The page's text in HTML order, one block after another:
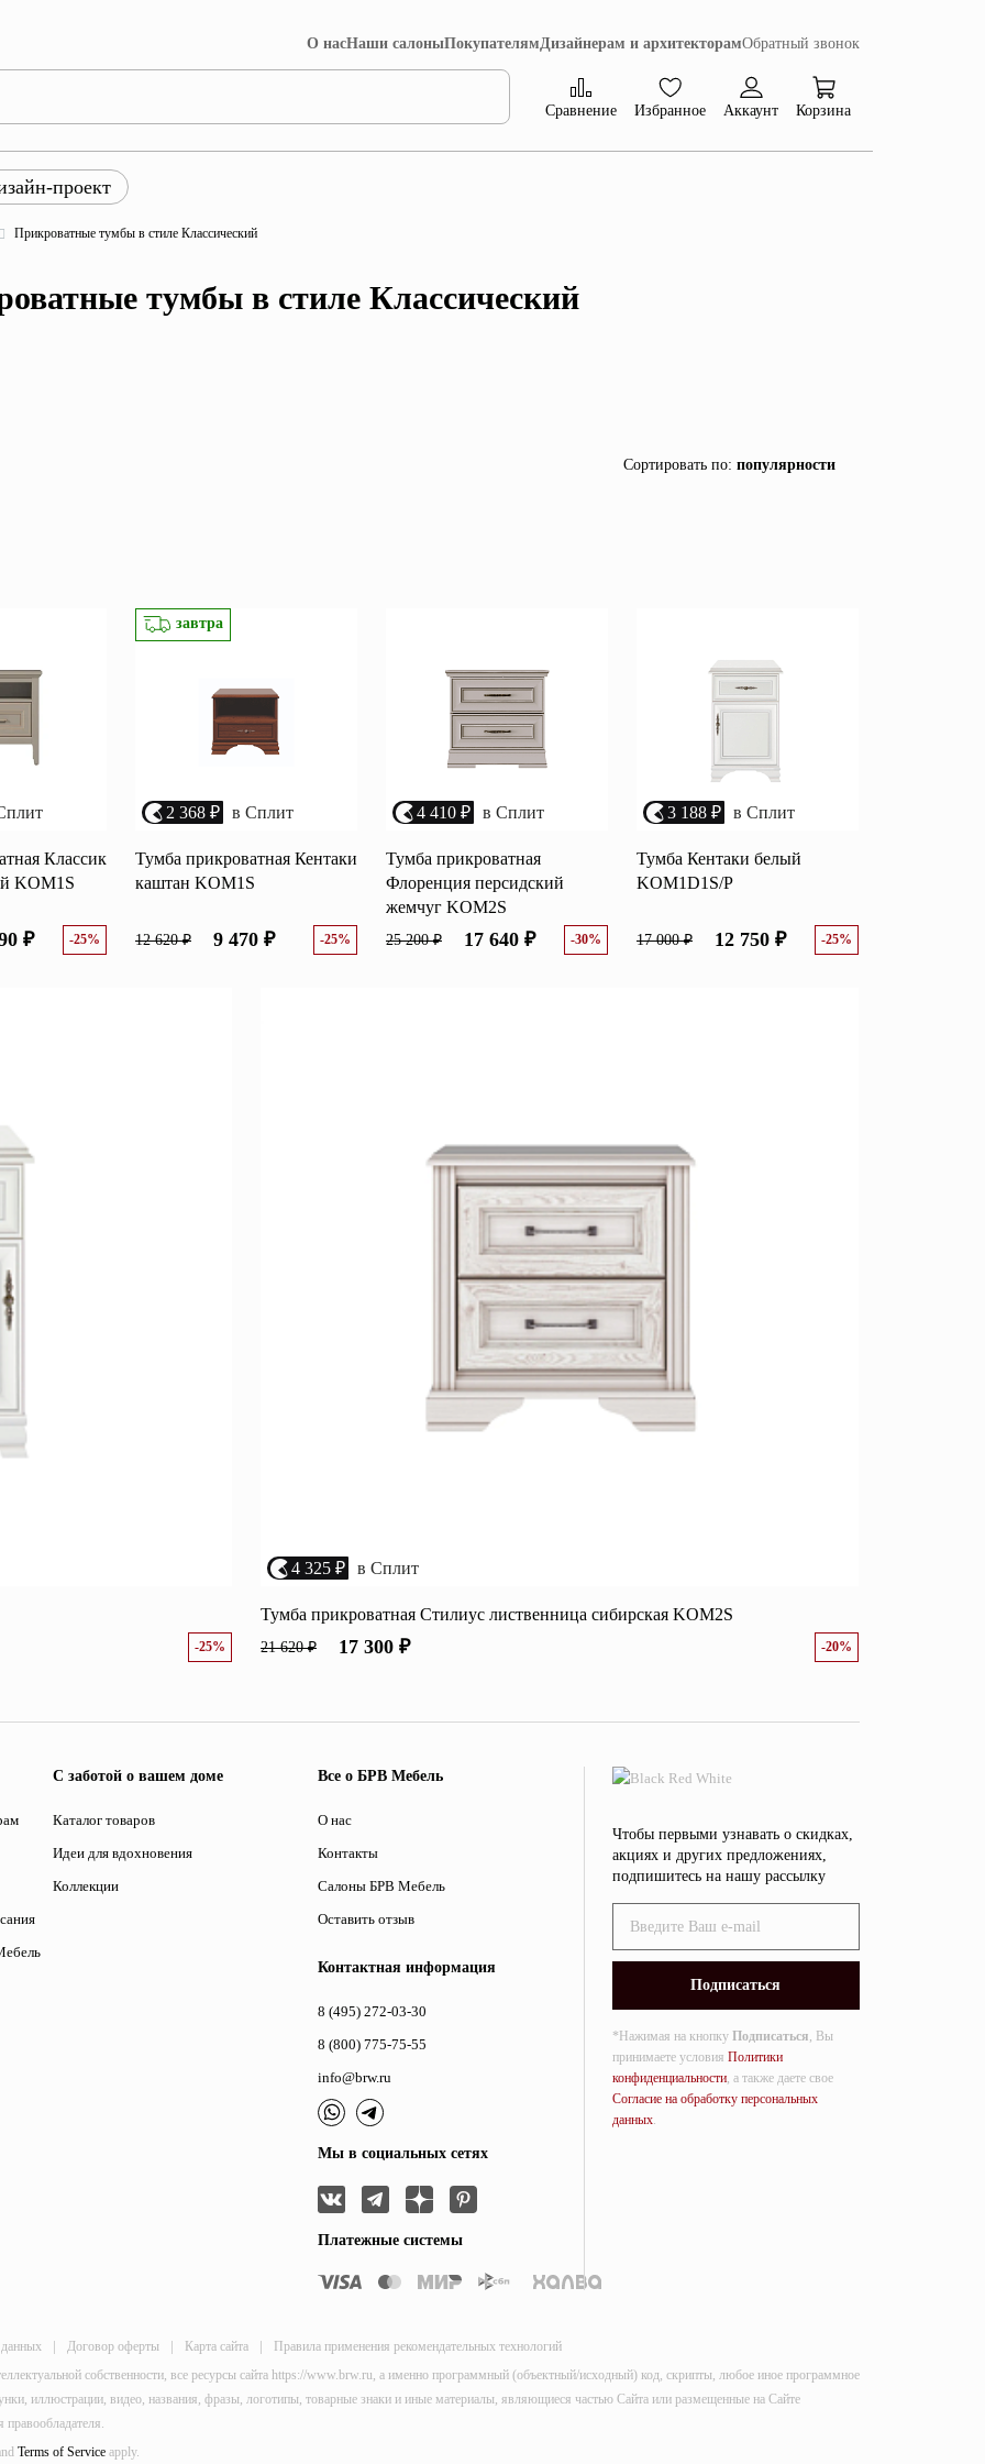
О насНаши салоныПокупателямДизайнерам и архитекторамОбратный звонок
Сравнение Избранное Аккаунт Корзина
Лофт Коллекция Далия Коллекция Сиена
Комплекты прихожих
комоды
Шкафы-витрины Узкие комоды Распашные шкафы
Трехстворчатые
Обувные тумбы Прикроватные тумбы
проект
Прикроватные тумбы в стиле Классический
тумбы в стиле Классический
Сортировать по: популярности
Классик
KOM1S
₽ -25%
завтра
2 368 ₽ в Сплит
Тумба прикроватная Кентаки
каштан KOM1S
12 620 ₽ 9 470 ₽ -25%
4 410 ₽ в Сплит
Тумба прикроватная
Флоренция персидский
жемчуг KOM2S
25 200 ₽ 17 640 ₽ -30%
3 188 ₽ в Сплит
Тумба Кентаки белый
KOM1D1S/P
17 000 ₽ 12 750 ₽ -25%
-25%
4 325 ₽ в Сплит
Тумба прикроватная Стилиус лиственница сибирская KOM2S
21 620 ₽ 17 300 ₽ -20%
С заботой о вашем доме
Каталог товаров
Идеи для вдохновения
Коллекции
Все о БРВ Мебель
О нас
Контакты
Салоны БРВ Мебель
Оставить отзыв
Контактная информация
8 (495) 272-03-30
8 (800) 775-75-55
info@brw.ru
Мы в социальных сетях
Платежные системы
Чтобы первыми узнавать о скидках,
акциях и других предложениях,
подпишитесь на нашу рассылку
*Нажимая на кнопку Подписаться, Вы
принимаете условия Политики
конфиденциальности, а также даете свое
Согласие на обработку персональных
данных.
данных | Договор оферты | Карта сайта |
Правила применения рекомендательных технологий
собственности, все ресурсы сайта https://www.brw.ru, а именно программный (объектный/исходный) код, скрипты, любое иное программное
иллюстрации, видео, названия, фразы, логотипы, товарные знаки и иные материалы, являющиеся частью Сайта или размещенные на Сайте
правообладателя.
Terms of Service apply.